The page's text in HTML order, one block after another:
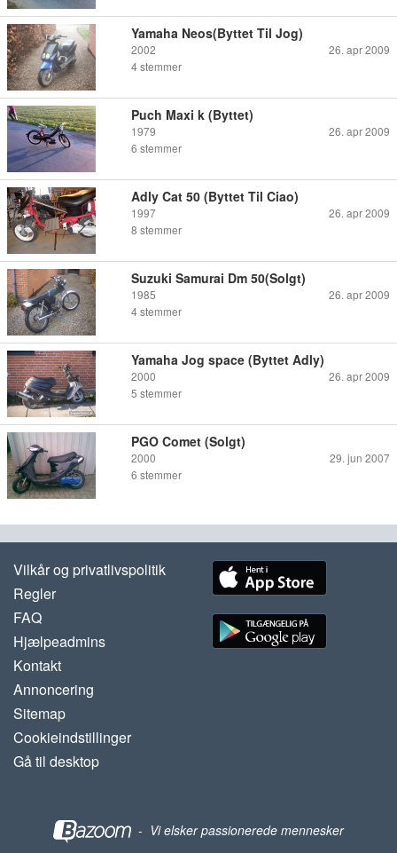
Yamaha Neos(Byttet Til Jog)
2002
26. apr 2009
4 stemmer
Puch Maxi k (Byttet)
1979
26. apr 2009
6 stemmer
Adly Cat 50 (Byttet Til Ciao)
1997
26. apr 2009
8 stemmer
Suzuki Samurai Dm 50(Solgt)
1985
26. apr 2009
4 stemmer
Yamaha Jog space (Byttet Adly)
2000
26. apr 2009
5 stemmer
PGO Comet (Solgt)
2000
29. jun 2007
6 stemmer
Vilkår og privatlivspolitik
Regler
FAQ
Hjælpeadmins
Kontakt
Annoncering
Sitemap
Cookieindstillinger
Gå til desktop
- Vi elsker passionerede mennesker